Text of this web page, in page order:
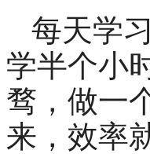
每天学
学半个小
骛，做一
来，效率